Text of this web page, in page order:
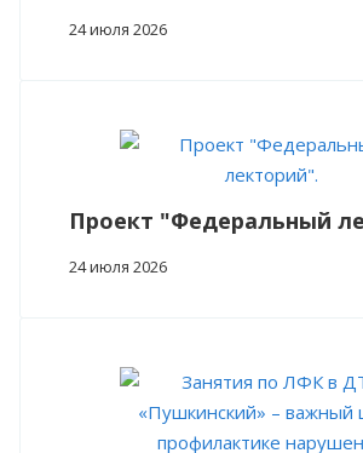
24 июля 2026
Проект "Федеральный
24 июля 2026